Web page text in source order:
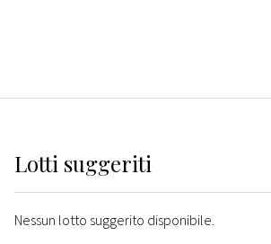
Lotti suggeriti
Nessun lotto suggerito disponibile.